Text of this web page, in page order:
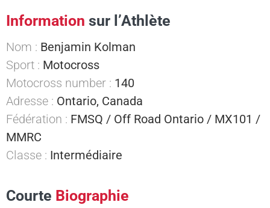
Information sur l’Athlète
Nom : Benjamin Kolman
Sport : Motocross
Motocross number : 140
Adresse : Ontario, Canada
Fédération : FMSQ / Off Road Ontario / MX101 /
MMRC
Classe : Intermédiaire
Courte Biographie